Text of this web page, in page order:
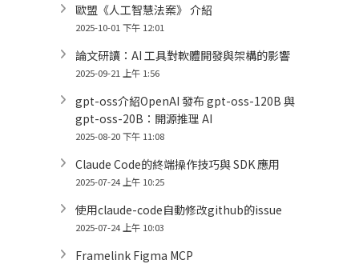
歐盟《人工智慧法案》 介紹
2025-10-01 下午 12:01
論文研讀：AI 工具對軟體開發與架構的影響
2025-09-21 上午 1:56
gpt-oss介紹OpenAI 發布 gpt-oss-120B 與
gpt-oss-20B：開源推理 AI
2025-08-20 下午 11:08
Claude Code的終端操作技巧與 SDK 應用
2025-07-24 上午 10:25
使用claude-code自動修改github的issue
2025-07-24 上午 10:03
Framelink Figma MCP